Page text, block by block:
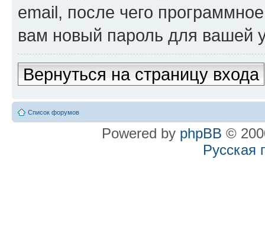
email, после чего
вам новый пароль для вашей
Вернуться на страницу входа
Список форумов
Powered by phpBB ©
Русская